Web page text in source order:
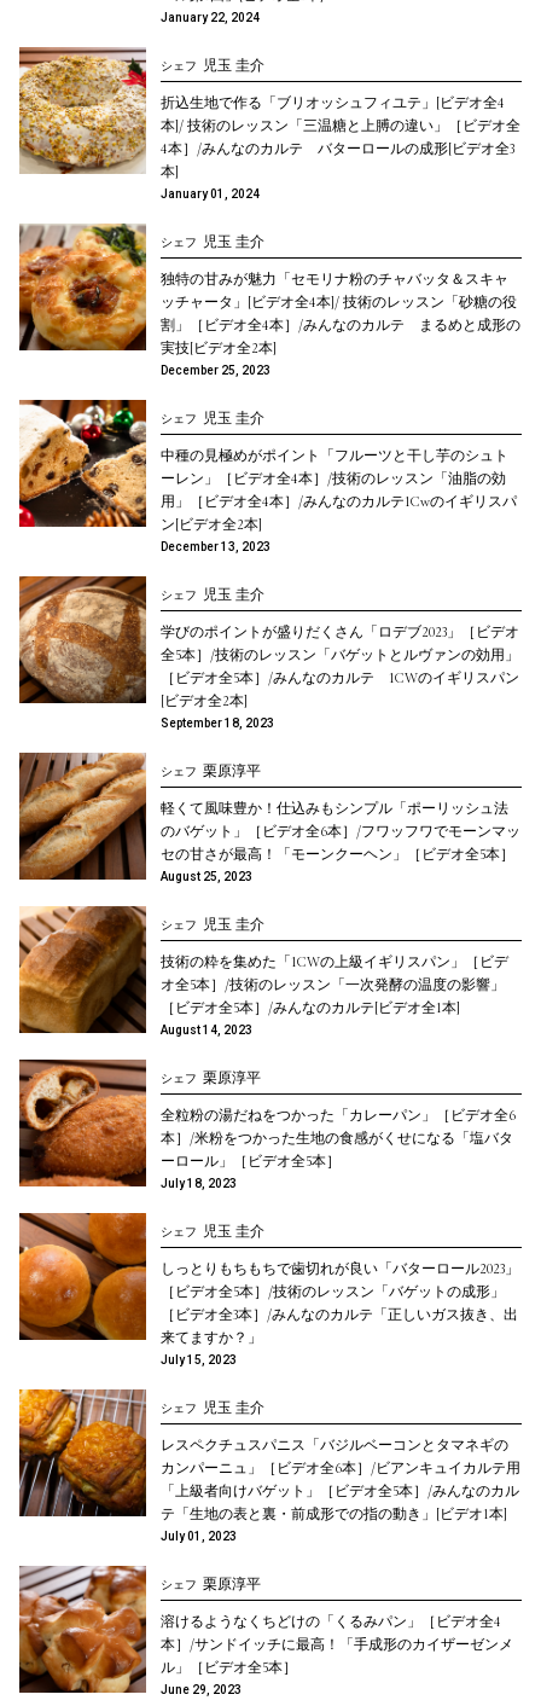
January 22, 2024
シェフ 児玉 圭介
折込生地で作る「ブリオッシュフィユテ」[ビデオ全4
本]/ 技術のレッスン「三温糖と上膊の違い」［ビデオ全
4本］/みんなのカルテ バターロールの成形[ビデオ全3
本]
January 01, 2024
シェフ 児玉 圭介
独特の甘みが魅力「セモリナ粉のチャバッタ＆スキャ
ッチャータ」[ビデオ全4本]/ 技術のレッスン「砂糖の役
割」［ビデオ全4本］/みんなのカルテ まるめと成形の
実技[ビデオ全2本]
December 25, 2023
シェフ 児玉 圭介
中種の見極めがポイント「フルーツと干し芋のシュト
ーレン」［ビデオ全4本］/技術のレッスン「油脂の効
用」［ビデオ全4本］/みんなのカルテ1Cwのイギリスパ
ン[ビデオ全2本]
December 13, 2023
シェフ 児玉 圭介
学びのポイントが盛りだくさん「ロデブ2023」［ビデオ
全5本］/技術のレッスン「バゲットとルヴァンの効用」
［ビデオ全5本］/みんなのカルテ 1CWのイギリスパン
[ビデオ全2本]
September 18, 2023
シェフ 栗原淳平
軽くて風味豊か！仕込みもシンプル「ポーリッシュ法
のバゲット」［ビデオ全6本］/フワッフワでモーンマッ
セの甘さが最高！「モーンクーヘン」［ビデオ全5本］
August 25, 2023
シェフ 児玉 圭介
技術の粋を集めた「1CWの上級イギリスパン」［ビデ
オ全5本］/技術のレッスン「一次発酵の温度の影響」
［ビデオ全5本］/みんなのカルテ[ビデオ全1本]
August 14, 2023
シェフ 栗原淳平
全粒粉の湯だねをつかった「カレーパン」［ビデオ全6
本］/米粉をつかった生地の食感がくせになる「塩バタ
ーロール」［ビデオ全5本］
July 18, 2023
シェフ 児玉 圭介
しっとりもちもちで歯切れが良い「バターロール2023」
［ビデオ全5本］/技術のレッスン「バゲットの成形」
［ビデオ全3本］/みんなのカルテ「正しいガス抜き、出
来てますか？」
July 15, 2023
シェフ 児玉 圭介
レスペクチュスパニス「バジルベーコンとタマネギの
カンパーニュ」［ビデオ全6本］/ビアンキュイカルテ用
「上級者向けバゲット」［ビデオ全5本］/みんなのカル
テ「生地の表と裏・前成形での指の動き」[ビデオ1本]
July 01, 2023
シェフ 栗原淳平
溶けるようなくちどけの「くるみパン」［ビデオ全4
本］/サンドイッチに最高！「手成形のカイザーゼンメ
ル」［ビデオ全5本］
June 29, 2023